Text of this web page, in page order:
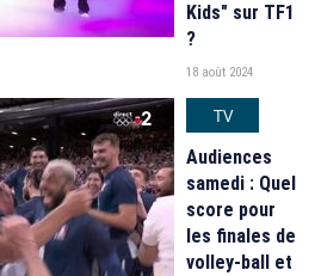
Kids" sur TF1
?
18 août 2024
TV
Audiences
samedi : Quel
score pour
les finales de
volley-ball et